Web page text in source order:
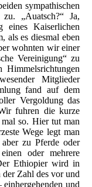
sympathischen
„Auatsch?“ Ja,
eines Kaiserlichen
als es diesmal eben
wohnten wir einer
Vereinigung“ zu
Himmelsrichtungen
Mitglieder
fand auf dem
Vergoldung das
fuhren die kurze
so. Hier tut man
Wege legt man
zu Pferde oder
oder mehrere
Ethiopier wird in
der Zahl des vor und
und